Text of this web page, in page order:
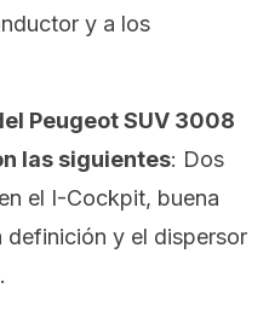
y a los
Peugeot SUV 3008
las siguientes: Dos
el I-Cockpit, buena
definición y el dispersor